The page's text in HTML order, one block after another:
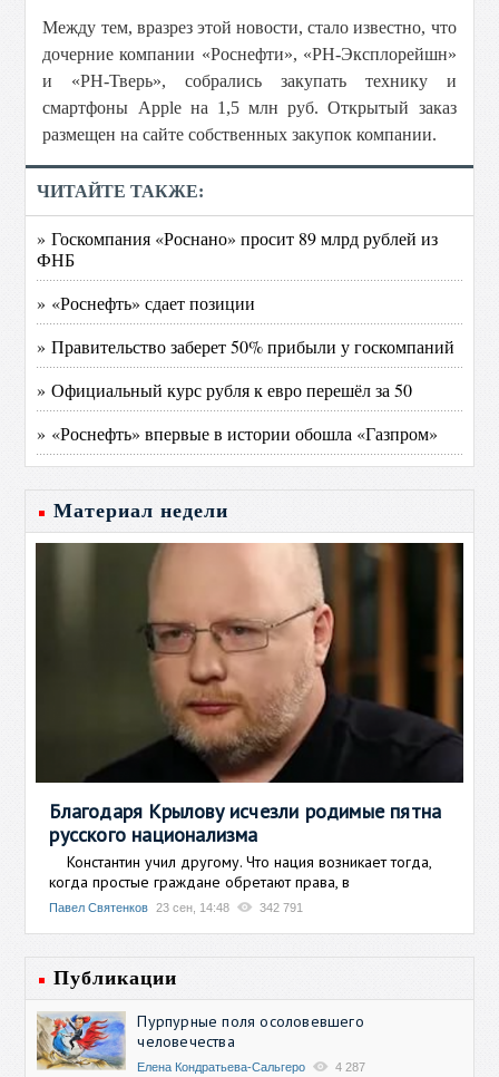
Между тем, вразрез этой новости, стало известно, что
дочерние компании «Роснефти», «РН-Эксплорейшн»
и «РН-Тверь», собрались закупать технику и
смартфоны Apple на 1,5 млн руб. Открытый заказ
размещен на сайте собственных закупок компании.
ЧИТАЙТЕ ТАКЖЕ:
» Госкомпания «Роснано» просит 89 млрд рублей из
ФНБ
» «Роснефть» сдает позиции
» Правительство заберет 50% прибыли у госкомпаний
» Официальный курс рубля к евро перешёл за 50
» «Роснефть» впервые в истории обошла «Газпром»
Материал недели
Благодаря Крылову исчезли родимые пятна
русского национализма
Константин учил другому. Что нация возникает тогда,
когда простые граждане обретают права, в
Павел Святенков 23 сен, 14:48 342 791
Публикации
Пурпурные поля осоловевшего
человечества
Елена Кондратьева-Сальгеро 4 287